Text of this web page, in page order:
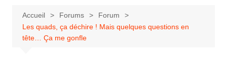
Accueil Forums
Forum
Les quads, ça déchire ! Mais quelques questions en
tête… Ça me gonfle